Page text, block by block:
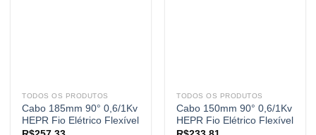
TODOS OS PRODUTOS
Cabo 185mm 90° 0,6/1Kv
HEPR Fio Elétrico Flexível
TODOS OS PRODUTOS
Cabo 150mm 90° 0,6/1Kv
HEPR Fio Elétrico Flexível